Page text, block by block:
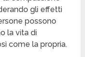
gli effetti
possono
la vita di
come la propria.